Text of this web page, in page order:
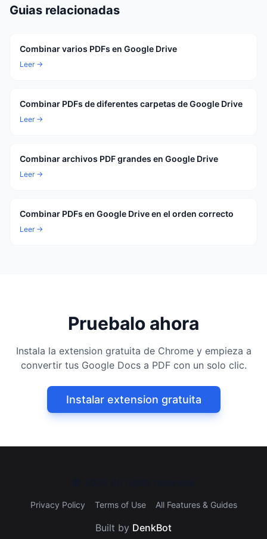
Guias relacionadas
Combinar varios PDFs en Google Drive
Leer →
Combinar PDFs de diferentes carpetas de Google Drive
Leer →
Combinar archivos PDF grandes en Google Drive
Leer →
Combinar PDFs en Google Drive en el orden correcto
Leer →
Pruebalo ahora
Instala la extension gratuita de Chrome y empieza a
convertir tus Google Docs a PDF con un solo clic.
Instalar extension gratuita
Privacy Policy Terms of Use All Features & Guides
Built by DenkBot